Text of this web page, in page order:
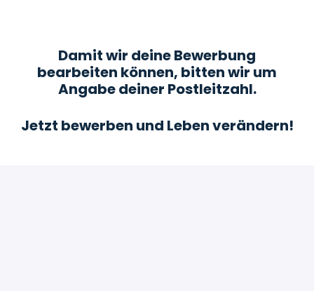
Damit wir deine Bewerbung
bearbeiten können, bitten wir um
Angabe deiner Postleitzahl.
Jetzt bewerben und Leben verändern!